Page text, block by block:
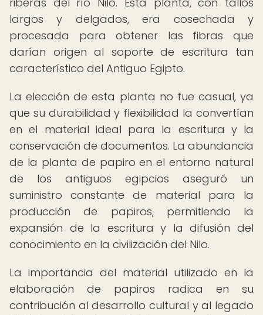
largos y delgados, era cosechada y
procesada para obtener las fibras que
darían origen al soporte de escritura tan
característico del Antiguo Egipto.
La elección de esta planta no fue casual, ya
que su durabilidad y flexibilidad la convertían
en el material ideal para la escritura y la
conservación de documentos. La abundancia
de la planta de papiro en el entorno natural
de los antiguos egipcios aseguró un
suministro constante de material para la
producción de papiros, permitiendo la
expansión de la escritura y la difusión del
conocimiento en la civilización del Nilo.
La importancia del material utilizado en la
elaboración de papiros radica en su
contribución al desarrollo cultural y al legado